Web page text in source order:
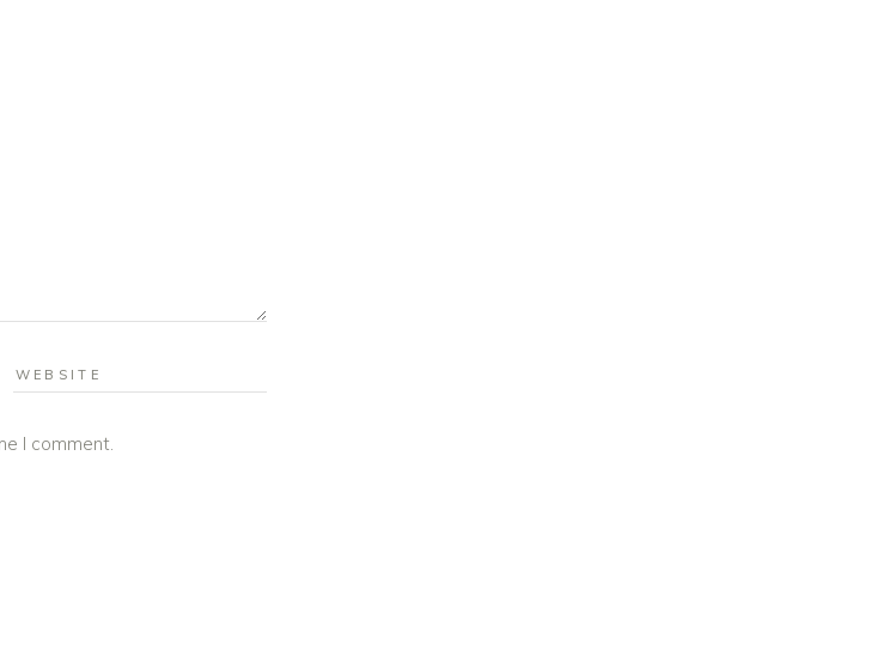
I comment.